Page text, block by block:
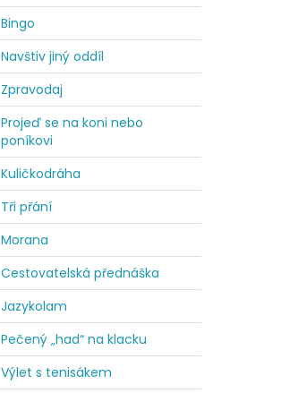
Bingo
Navštiv jiný oddíl
Zpravodaj
Projeď se na koni nebo
poníkovi
Kuličkodráha
Tři přání
Morana
Cestovatelská přednáška
Jazykolam
Pečený „had“ na klacku
Výlet s tenisákem